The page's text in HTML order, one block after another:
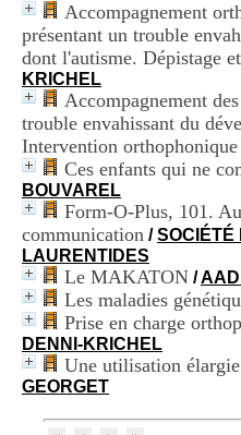
Accompagnement
présentant un trouble
dont l'autisme. Dépistage
KRICHEL
Accompagnement
trouble envahissant du
Intervention orthophonique
Ces enfants qui ne
BOUVAREL
Form-O-Plus, 101.
communication /SOCIÉTÉ
LAURENTIDES
Le MAKATON /AAD
Les maladies
Prise en charge
DENNI-KRICHEL
Une utilisation
GEORGET
d
u
C
R
R
h
ô
n
-
A
p
e
s
C
n